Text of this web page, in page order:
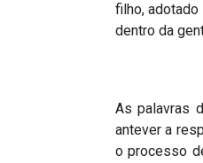
filho,
dentro da
As palavras
antever a
o processo